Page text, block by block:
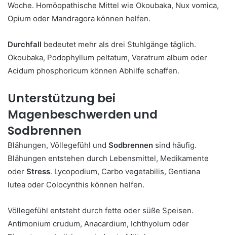
Woche. Homöopathische Mittel wie Okoubaka, Nux vomica,
Opium oder Mandragora können helfen.
Durchfall bedeutet mehr als drei Stuhlgänge täglich.
Okoubaka, Podophyllum peltatum, Veratrum album oder
Acidum phosphoricum können Abhilfe schaffen.
Unterstützung bei
Magenbeschwerden und
Sodbrennen
Blähungen, Völlegefühl und Sodbrennen sind häufig.
Blähungen entstehen durch Lebensmittel, Medikamente
oder Stress. Lycopodium, Carbo vegetabilis, Gentiana
lutea oder Colocynthis können helfen.
Völlegefühl entsteht durch fette oder süße Speisen.
Antimonium crudum, Anacardium, Ichthyolum oder